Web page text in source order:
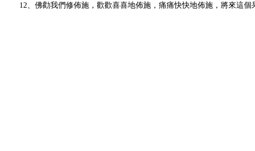
12、佛勸我們修佈施，歡歡喜喜地佈施，痛痛快快地佈施，將來這個